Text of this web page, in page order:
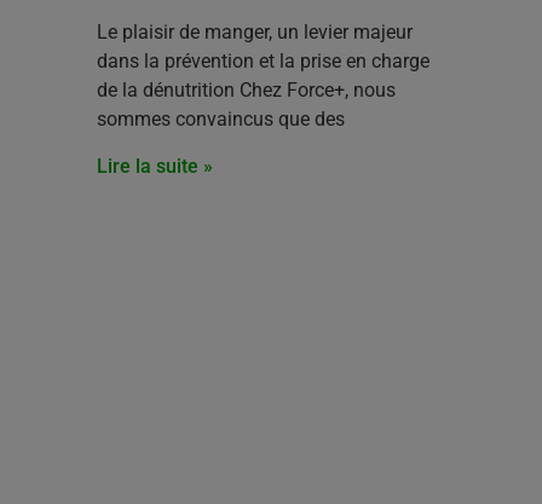
Le plaisir de manger, un levier majeur
dans la prévention et la prise en charge
de la dénutrition Chez Force+, nous
sommes convaincus que des
Lire la suite »